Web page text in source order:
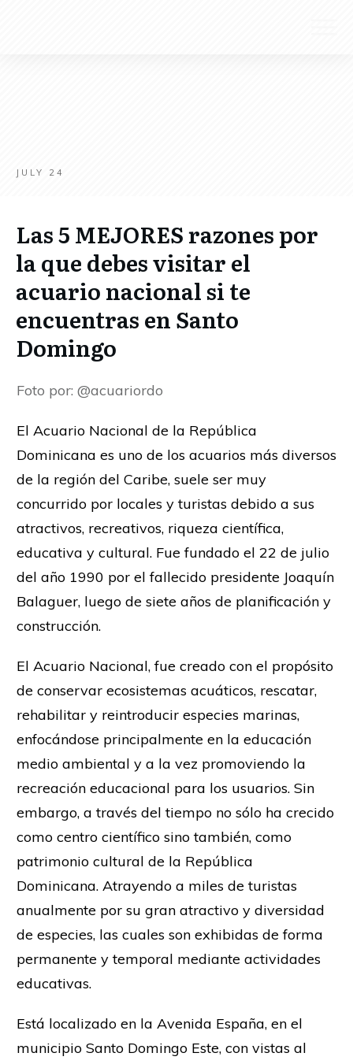
JULY 24
Las 5 MEJORES razones por
la que debes visitar el
acuario nacional si te
encuentras en Santo
Domingo
Foto por: @acuariordo
El Acuario Nacional de la República
Dominicana es uno de los acuarios más diversos
de la región del Caribe, suele ser muy
concurrido por locales y turistas debido a sus
atractivos, recreativos, riqueza científica,
educativa y cultural. Fue fundado el 22 de julio
del año 1990 por el fallecido presidente Joaquín
Balaguer, luego de siete años de planificación y
construcción.
El Acuario Nacional, fue creado con el propósito
de conservar ecosistemas acuáticos, rescatar,
rehabilitar y reintroducir especies marinas,
enfocándose principalmente en la educación
medio ambiental y a la vez promoviendo la
recreación educacional para los usuarios. Sin
embargo, a través del tiempo no sólo ha crecido
como centro científico sino también, como
patrimonio cultural de la República
Dominicana. Atrayendo a miles de turistas
anualmente por su gran atractivo y diversidad
de especies, las cuales son exhibidas de forma
permanente y temporal mediante actividades
educativas.
Está localizado en la Avenida España, en el
municipio Santo Domingo Este, con vistas al